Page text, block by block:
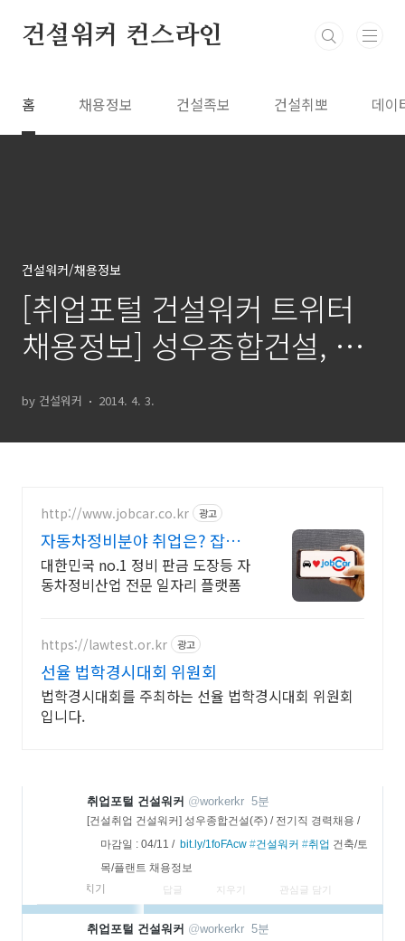
건설워커 컨스라인
홈 채용정보 건설족보 건설취뽀 데이
건설워커/채용정보
[취업포털 건설워커 트위터
채용정보] 성우종합건설, 동
설, 대흥, 동문건설
by 건설워커 2014. 4. 3.
http://www.jobcar.co.kr 광고
자동차정비분야 취업은? 잡카
SINCE 2005
대한민국 no.1 정비 판금 도장등 자
동차정비산업 전문 일자리 플랫폼
https://lawtest.or.kr 광고
선율 법학경시대회 위원회
법학경시대회를 주최하는 선율 법학경시대회 위원회
입니다.
취업포털 건설워커 @workerkr 5분
[건설취업 건설워커] 성우종합건설(주) / 전기직 경력채용 /
마감일 : 04/11 / bit.ly/1foFAcw #건설워커 #취업 건축/토
목/플랜트 채용정보
펼치기
답글 지우기 관심글 담기
취업포털 건설워커 @workerkr 5분